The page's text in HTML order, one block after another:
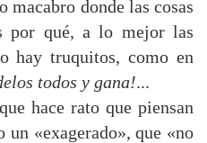
macabro donde las cosas
por qué, a lo mejor las
hay truquitos, como en
todos y gana!...
hace rato que piensan
un «exagerado», que «no